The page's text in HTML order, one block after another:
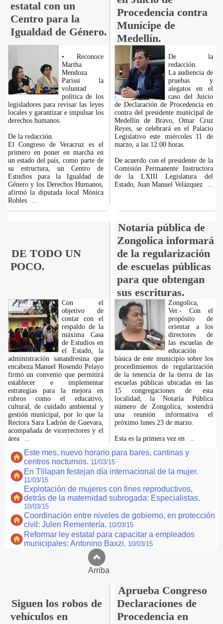
estatal con un
Centro para la
Igualdad de Género.
Procedencia contra
Munícipe de
Medellín.
• Reconoce
Martha
Mendoza
Parissi la
voluntad
política de los
legisladores para revisar las leyes
locales y garantizar e impulsar los
derechos humanos.
De la redacción.
El Congreso de Veracruz es el
primero en poner en marcha en
un estado del país, como parte de
su estructura, un Centro de
Estudios para la Igualdad de
Género y los Derechos Humanos,
afirmó la diputada local Mónica
Robles
De la
redacción.
La audiencia de
pruebas y
alegatos en el
caso del Juicio
de Declaración de Procedencia en
contra del presidente municipal de
Medellín de Bravo, Omar Cruz
Reyes, se celebrará en el Palacio
Legislativo este miércoles 11 de
marzo, a las 12:00 horas.
De acuerdo con el presidente de la
Comisión Permanente Instructora
de la LXIII Legislatura del
Estado, Juan Manuel Velázquez
DE TODO UN
POCO.
Notaría pública de
Zongolica informará
de la regularización
de escuelas públicas
para que obtengan
sus escrituras.
Con el
objetivo de
contar con el
respaldo de la
máxima Casa
de Estudios en
el Estado, la
administración sanandresina que
encabeza Manuel Rosendo Pelayo
firmó un convenio que permitirá
establecer e implementar
estrategias para la mejora en
rubros como el educativo,
cultural, de cuidado ambiental y
gestión municipal, por lo que la
Rectora Sara Ladrón de Guevara,
acompañada de vicerrectores y el
área
Zongolica,
Ver.- Con el
propósito de
orientar a los
directores de
las escuelas de
educación
básica de este municipio sobre los
procedimientos de regularización
de la tenencia de la tierra de las
escuelas públicas ubicadas en las
15 congregaciones de esta
localidad, la Notaría Pública
número de Zongolica, sostendrá
una reunión informativa el
próximo lunes 23 de marzo.
Esta es la primera vez en
Este mes, nuevo horario para bares, cantinas y
centros nocturnos. 11/03/15
En Tlilapan festejan día internacional de la mujer.
11/03/15
Explotación de mujeres con fines reproductivos,
detrás de la maternidad subrogada: Especialistas.
10/03/15
Coordinación entre niveles de gobierno, en protección
civil: Julen Rementería. 10/03/15
Reformar ley estatal para capacitar a empleados
municipales: Antonino Baxzi. 10/03/15
Arriba
Siguen los robos de
vehículos en
Aprueba Congreso
Declaraciones de
Procedencia en